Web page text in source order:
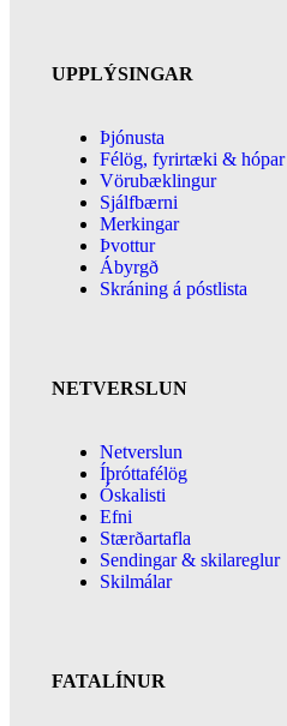
UPPLÝSINGAR
Þjónusta
Félög, fyrirtæki & hópar
Vörubæklingur
Sjálfbærni
Merkingar
Þvottur
Ábyrgð
Skráning á póstlista
NETVERSLUN
Netverslun
Íþróttafélög
Óskalisti
Efni
Stærðartafla
Sendingar & skilareglur
Skilmálar
FATALÍNUR